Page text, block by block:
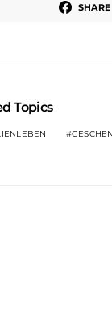
SHARE
Topics